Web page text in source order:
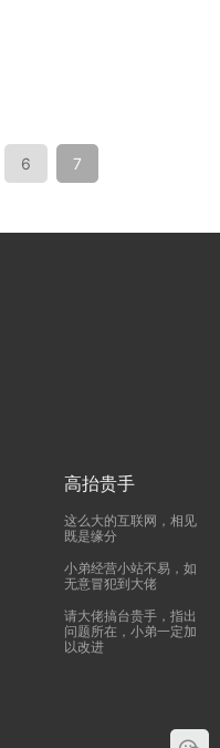
6 7
高抬贵手
这么大的互联网，相见
既是缘分
小弟经营小站不易，如
无意冒犯到大佬
请大佬搞台贵手，指出
问题所在，小弟一定加
以改进